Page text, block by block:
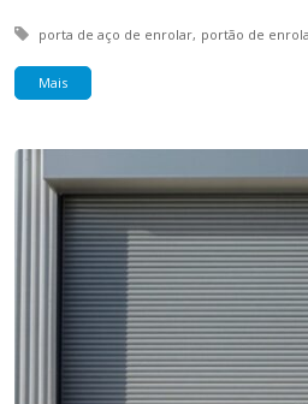
Tagged with:
porta de aço de enrolar portão de
Mais